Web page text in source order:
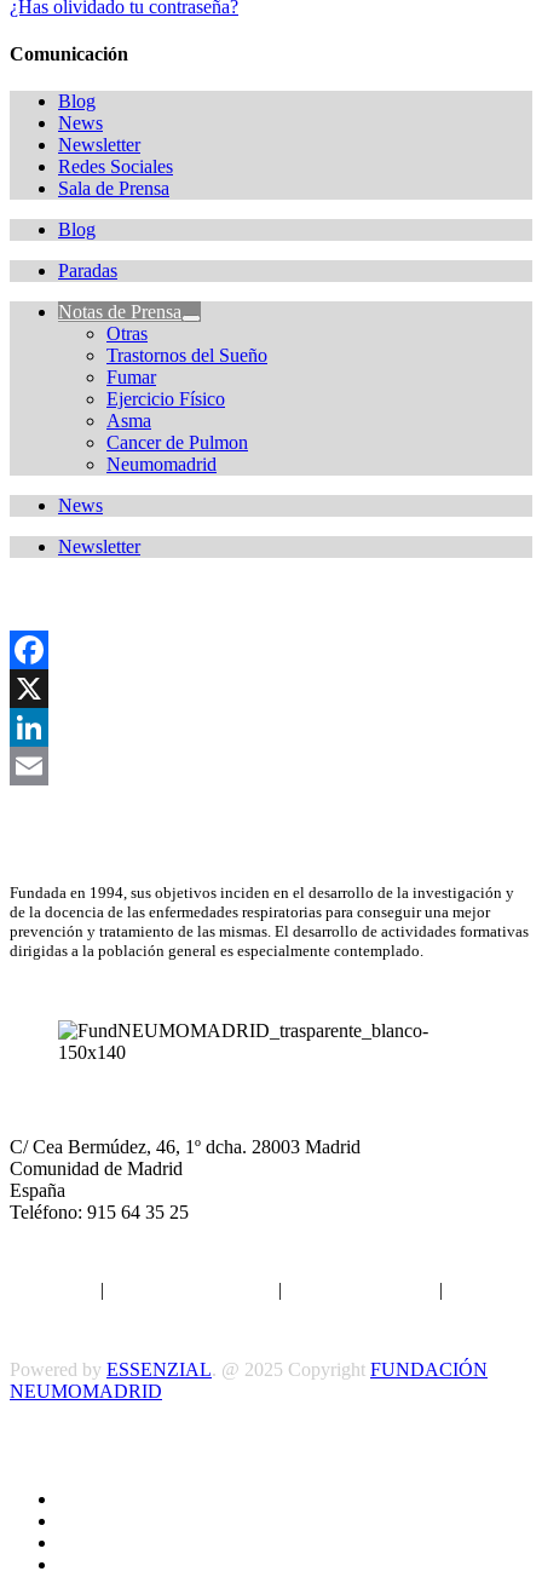
¿Has olividado tu contraseña?
Comunicación
Blog
News
Newsletter
Redes Sociales
Sala de Prensa
Blog
Paradas
Notas de Prensa
Otras
Trastornos del Sueño
Fumar
Ejercicio Físico
Asma
Cancer de Pulmon
Neumomadrid
News
Newsletter
Facebook
X
LinkedIn
Fundada en 1994, sus objetivos inciden en el desarrollo de la investigación y
de la docencia de las enfermedades respiratorias para conseguir una mejor
prevención y tratamiento de las mismas. El desarrollo de actividades formativas
dirigidas a la población general es especialmente contemplado.
C/ Cea Bermúdez, 46, 1º dcha. 28003 Madrid
Comunidad de Madrid
España
Teléfono: 915 64 35 25
| | |
Powered by ESSENZIAL. @ 2025 Copyright FUNDACIÓN
NEUMOMADRID